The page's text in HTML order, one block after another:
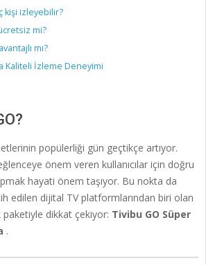
kişi izleyebilir?
mi?
mı?
Kaliteli İzleme Deneyimi
popülerliği gün geçtikçe artıyor.
önem veren kullanıcılar için doğru
hayati önem taşıyor. Bu nokta da
edilen dijital TV platformlarından biri olan
paketiyle dikkat çekiyor: Tivibu GO Süper
.